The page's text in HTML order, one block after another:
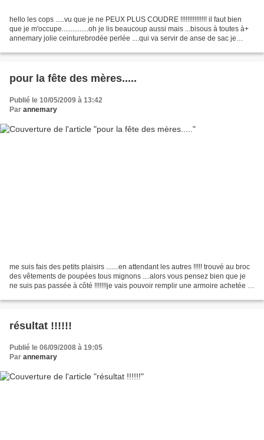
hello les cops .....vu que je ne PEUX PLUS COUDRE !!!!!!!!!!!!!!! il faut bien
que je m'occupe...............oh je lis beaucoup aussi mais ...bisous à toutes à+
annemary jolie ceinturebrodée perlée ....qui va servir de anse de sac je
pour la fête des mères.....
Publié le 10/05/2009 à 13:42
Par annemary
me suis fais des petits plaisirs .......en attendant les autres !!!!! trouvé au broc
des vêtements de poupées tous mignons ....alors vous pensez bien que je
ne suis pas passée à côté !!!!!!!je vais pouvoir remplir une armoire achetée il
résultat !!!!!!
Publié le 06/09/2008 à 19:05
Par annemary